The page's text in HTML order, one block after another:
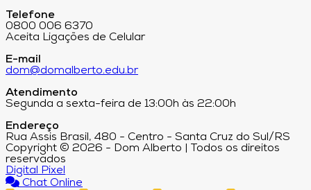
Telefone
0800 006 6370
Aceita Ligações de Celular
E-mail
dom@domalberto.edu.br
Atendimento
Segunda a sexta-feira de 13:00h às 22:00h
Endereço
Rua Assis Brasil, 480 - Centro - Santa Cruz do Sul/RS
Copyright © 2026 - Dom Alberto | Todos os direitos
reservados
Digital Pixel
Chat Online